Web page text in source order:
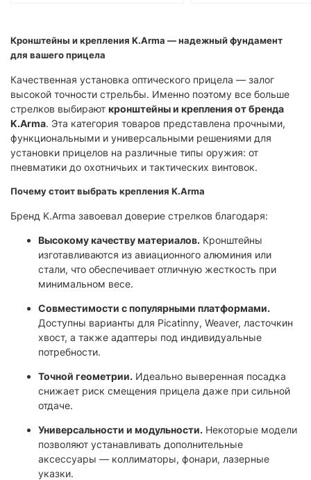
Кронштейны и крепления K.Arma — надежный фундамент
для вашего прицела
Качественная установка оптического прицела — залог
высокой точности стрельбы. Именно поэтому все больше
стрелков выбирают кронштейны и крепления от бренда
K.Arma. Эта категория товаров представлена прочными,
функциональными и универсальными решениями для
установки прицелов на различные типы оружия: от
пневматики до охотничьих и тактических винтовок.
Почему стоит выбрать крепления K.Arma
Бренд K.Arma завоевал доверие стрелков благодаря:
Высокому качеству материалов. Кронштейны
изготавливаются из авиационного алюминия или
стали, что обеспечивает отличную жесткость при
минимальном весе.
Совместимости с популярными платформами.
Доступны варианты для Picatinny, Weaver, ласточкин
хвост, а также адаптеры под индивидуальные
потребности.
Точной геометрии. Идеально выверенная посадка
снижает риск смещения прицела даже при сильной
отдаче.
Универсальности и модульности. Некоторые модели
позволяют устанавливать дополнительные
аксессуары — коллиматоры, фонари, лазерные
указки.